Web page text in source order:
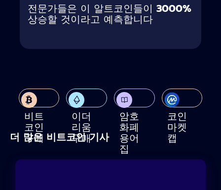
전문가들은 이 알트코인들이 3000%
상승할 것이라고 예측합니다
비트
코인
구매
이더
리움
구매
암호
화폐
용어
집
코인
마켓
캡
더 많은 비트코인 기사